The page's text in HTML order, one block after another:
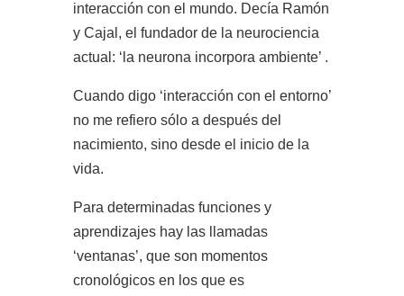
interacción con el mundo. Decía Ramón
y Cajal, el fundador de la neurociencia
actual: ‘la neurona incorpora ambiente’ .
Cuando digo ‘interacción con el entorno’
no me refiero sólo a después del
nacimiento, sino desde el inicio de la
vida.
Para determinadas funciones y
aprendizajes hay las llamadas
‘ventanas’, que son momentos
cronológicos en los que es